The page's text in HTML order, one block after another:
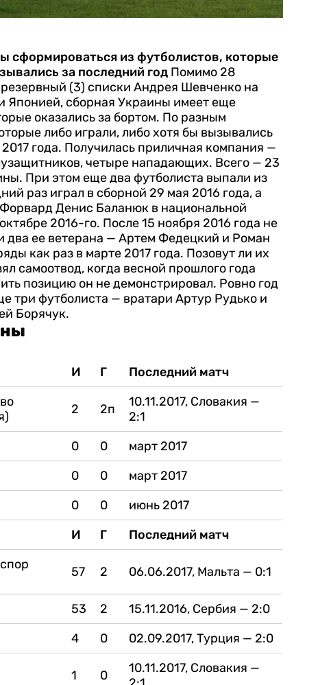
сформироваться из футболистов, которые
за последний год Помимо 28
(3) списки Андрея Шевченко на
Японией, сборная Украины имеет еще
оказались за бортом. По разным
либо играли, либо хотя бы вызывались
года. Получилась приличная компания —
четыре нападающих. Всего — 23
При этом еще два футболиста выпали из
раз играл в сборной 29 мая 2016 года, а
Денис Баланюк в национальной
2016-го. После 15 ноября 2016 года не
два ее ветерана — Артем Федецкий и Роман
как раз в марте 2017 года. Позовут ли их
самоотвод, когда весной прошлого года
позицию он не демонстрировал. Ровно год
три футболиста — вратари Артур Рудько и
Борячук.
И Г Последний матч
2 2п
10.11.2017, Словакия —
2:1
0 0
март 2017
0 0
март 2017
0 0
июнь 2017
И Г Последний матч
57 2 06.06.2017, Мальта — 0:1
53 2
15.11.2016, Сербия — 2:0
4 0 02.09.2017, Турция — 2:0
1 0
10.11.2017, Словакия —